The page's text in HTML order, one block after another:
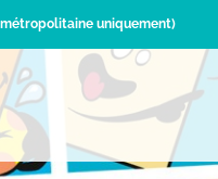
uniquement)